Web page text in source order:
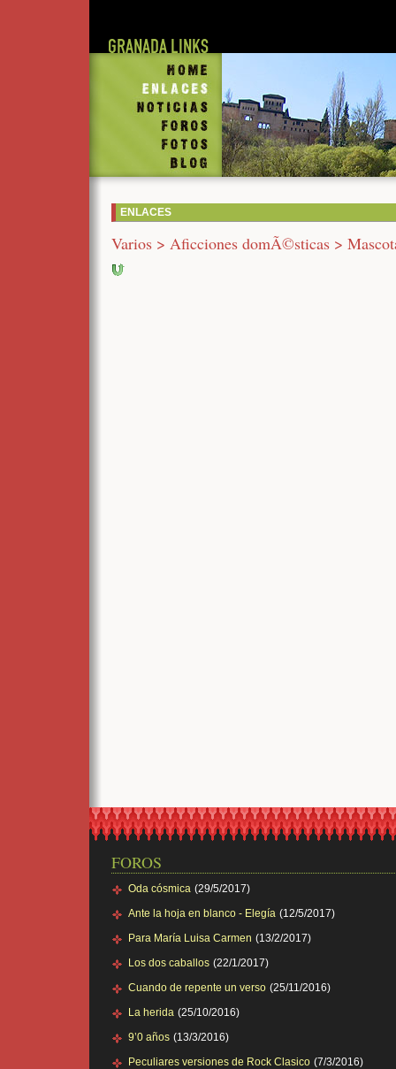
Enlaces
Noticias
Foros
Fotos
Blog
ENLACES
Varios > Aficciones domÃ©sticas >
FOROS
Oda cósmica (29/5/2017)
Ante la hoja en blanco - Elegía (12/5/2017)
Para María Luisa Carmen (13/2/2017)
Los dos caballos (22/1/2017)
Cuando de repente un verso (25/11/2016)
La herida (25/10/2016)
9’0 años (13/3/2016)
Peculiares versiones de Rock Clasico (7/3/2016)